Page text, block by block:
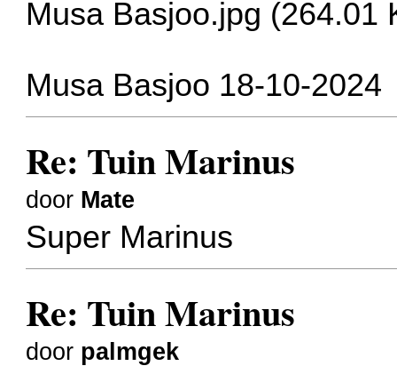
Musa Basjoo.jpg (264.01
Musa Basjoo 18-10-2024
Re: Tuin Marinus
door Mate
Super Marinus
Re: Tuin Marinus
door palmgek